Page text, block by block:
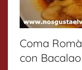
Coma
con